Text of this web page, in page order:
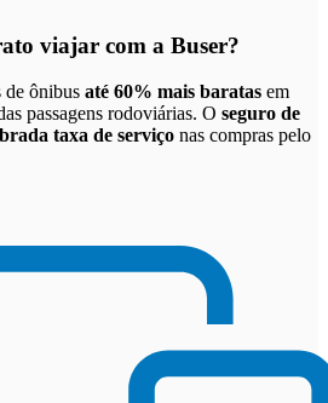
viajar com a Buser?
de ônibus até 60% mais baratas em
passagens rodoviárias. O seguro de
taxa de serviço nas compras pelo